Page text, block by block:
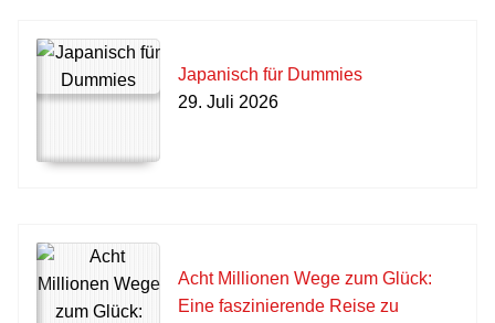
Japanisch für Dummies
29. Juli 2026
Acht Millionen Wege zum Glück:
Eine faszinierende Reise zu